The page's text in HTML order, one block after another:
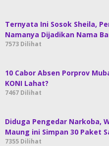
Ternyata Ini Sosok Sheila,
Namanya Dijadikan Nama
7573 Dilihat
10 Cabor Absen Porprov
KONI Lahat?
7467 Dilihat
Diduga Pengedar Narkoba,
Maung ini Simpan 30 Paket
7355 Dilihat